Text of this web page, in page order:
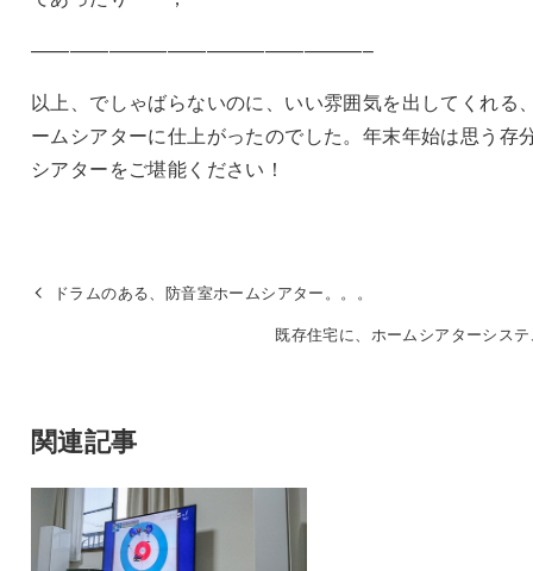
—————————————————–
以上、でしゃばらないのに、いい雰囲気を出してくれる
ームシアターに仕上がったのでした。年末年始は思う存
シアターをご堪能ください！
ドラムのある、防音室ホームシアター。。。
既存住宅に、ホームシアターシス
関連記事